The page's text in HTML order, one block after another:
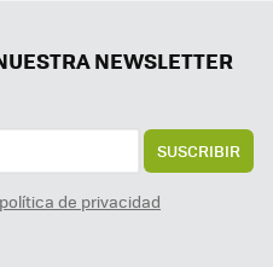
NEWSLETTER
SUSCRIBIR
política de privacidad